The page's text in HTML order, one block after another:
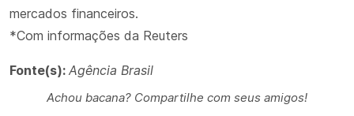
mercados financeiros.
*Com informações da Reuters
Fonte(s): Agência Brasil
Achou bacana? Compartilhe com seus amigos!